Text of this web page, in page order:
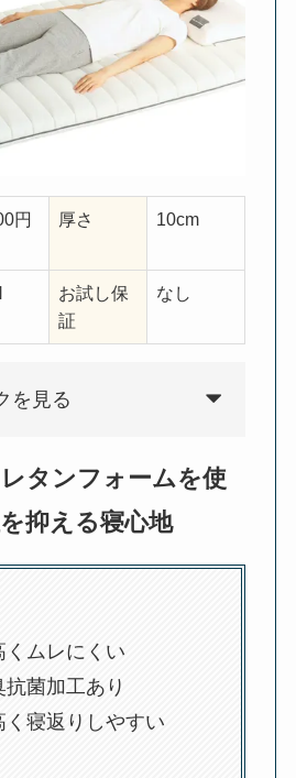
円 厚さ 10cm
お試し保
証
なし
を見る
タンフォームを使
抑える寝心地
くムレにくい
抗菌加工あり
く寝返りしやすい